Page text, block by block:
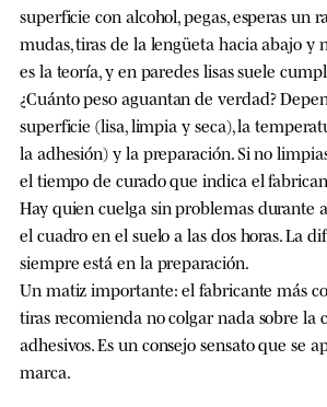
superficie con alcohol, pegas, esperas un
mudas, tiras de la lengüeta hacia abajo y
es la teoría, y en paredes lisas suele
¿Cuánto peso aguantan de verdad?
superficie (lisa, limpia y seca), la
la adhesión) y la preparación. Si no
el tiempo de curado que indica el
Hay quien cuelga sin problemas durante
el cuadro en el suelo a las dos horas. La
siempre está en la preparación.
Un matiz importante: el fabricante más
tiras recomienda no colgar nada sobre la
adhesivos. Es un consejo sensato que se
marca.